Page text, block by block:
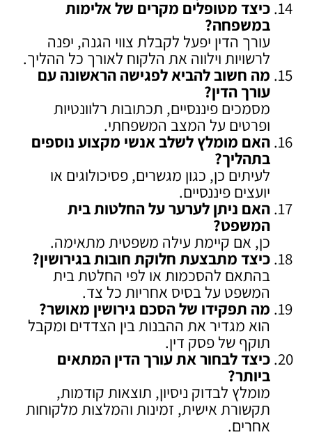
כיצד מטופלים מקרים של אלימות
במשפחה?
עורך הדין יפעל לקבלת צווי הגנה, יפנה
לרשויות וילווה את הלקוח לאורך כל ההליך.
מה חשוב להביא לפגישה הראשונה עם
עורך הדין?
מסמכים פיננסיים, תכתובות רלוונטיות
ופרטים על המצב המשפחתי.
האם מומלץ לשלב אנשי מקצוע נוספים
בתהליך?
לעיתים כן, כגון מגשרים, פסיכולוגים או
יועצים פיננסיים.
האם ניתן לערער על החלטות בית
המשפט?
כן, אם קיימת עילה משפטית מתאימה.
כיצד מתבצעת חלוקת חובות בגירושין?
בהתאם להסכמות או לפי החלטת בית
המשפט על בסיס אחריות כל צד.
מה תפקידו של הסכם גירושין מאושר?
הוא מגדיר את ההבנות בין הצדדים ומקבל
תוקף של פסק דין.
כיצד לבחור את עורך הדין המתאים
ביותר?
מומלץ לבדוק ניסיון, תוצאות קודמות,
תקשורת אישית, זמינות והמלצות מלקוחות
אחרים.